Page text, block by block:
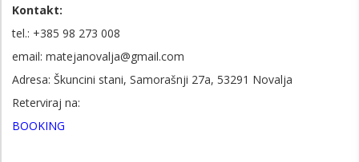
Kontakt:
tel.: +385 98 273 008
email: matejanovalja@gmail.com
Adresa: Škuncini stani, Samorašnji 27a, 53291 Novalja
Reterviraj na:
BOOKING